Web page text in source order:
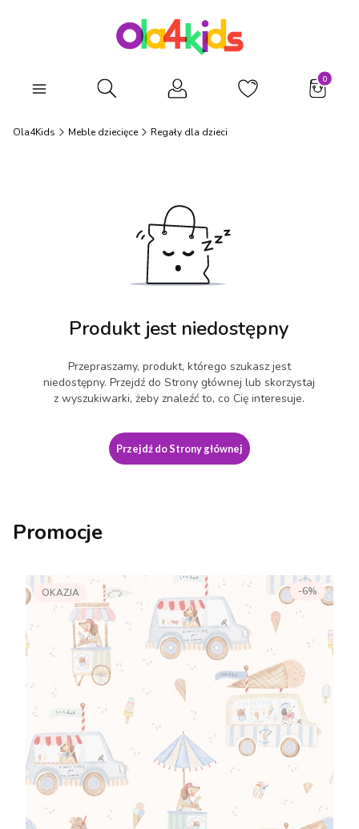
Otwórz wyszukiwarkę
Ola4Kids Meble dziecięce Regały dla dzieci
Produkt jest niedostępny
Przepraszamy, produkt, którego szukasz jest
niedostępny. Przejdź do Strony głównej lub skorzystaj
z wyszukiwarki, żeby znaleźć to, co Cię interesuje.
Przejdź do Strony głównej
Promocje
OKAZJA -6%